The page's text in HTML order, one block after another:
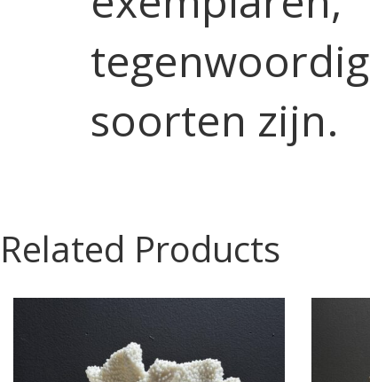
soorten zijn.
Related Products